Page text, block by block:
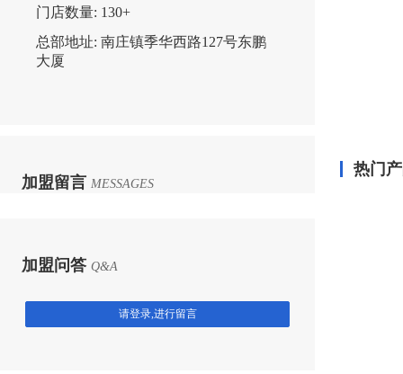
门店数量: 130+
总部地址: 南庄镇季华西路127号东鹏
大厦
加盟留言 MESSAGES
加盟问答 Q&A
请登录,进行留言
热门